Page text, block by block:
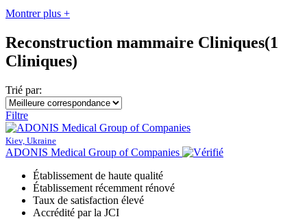
Montrer plus +
Reconstruction mammaire Cliniques(1
Cliniques)
Trié par:
Filtre
Kiev, Ukraine
ADONIS Medical Group of Companies
Établissement de haute qualité
Établissement récemment rénové
Taux de satisfaction élevé
Accrédité par la JCI